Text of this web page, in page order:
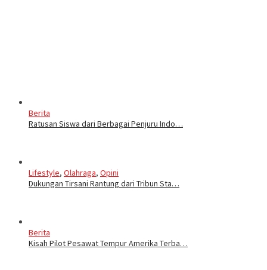
Berita
Ratusan Siswa dari Berbagai Penjuru Indo…
Lifestyle, Olahraga, Opini
Dukungan Tirsani Rantung dari Tribun Sta…
Berita
Kisah Pilot Pesawat Tempur Amerika Terba…